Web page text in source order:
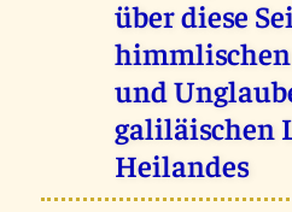
über diese
und
galiläischen
Heilandes